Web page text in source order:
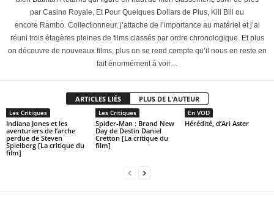
par Casino Royale, Et Pour Quelques Dollars de Plus, Kill Bill ou
encore Rambo. Collectionneur, j’attache de l’importance au matériel et j’ai
réuni trois étagères pleines de films classés par ordre chronologique. Et plus
on découvre de nouveaux films, plus on se rend compte qu’il nous en reste en
fait énormément à voir…
ARTICLES LIÉS PLUS DE L'AUTEUR
Les Critiques
Indiana Jones et les
aventuriers de l’arche
perdue de Steven
Spielberg [La critique du
film]
Les Critiques
Spider-Man : Brand New
Day de Destin Daniel
Cretton [La critique du
film]
En VOD
Hérédité, d’Ari Aster